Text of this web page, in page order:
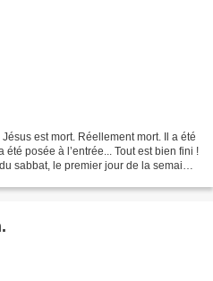
est mort. Réellement mort. Il a été
posée à l’entrée... Tout est bien fini !
sabbat, le premier jour de la semaine,